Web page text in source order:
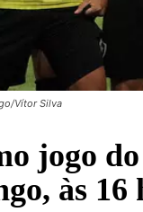
Vítor Silva
jogo
às 16